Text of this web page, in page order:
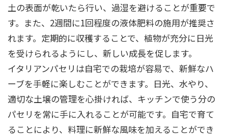
土の表面が乾いたら行い、過湿を避けることが重要で
す。また、2週間に1回程度の液体肥料の施用が推奨さ
れます。定期的に収穫することで、植物が充分に日光
を受けられるようにし、新しい成長を促します。
イタリアンパセリは自宅での栽培が容易で、新鮮なハ
ーブを手軽に楽しむことができます。日光、水やり、
適切な土壌の管理を心掛ければ、キッチンで使う分の
パセリを常に手に入れることが可能です。自宅で育て
ることにより、料理に新鮮な風味を加えることができ